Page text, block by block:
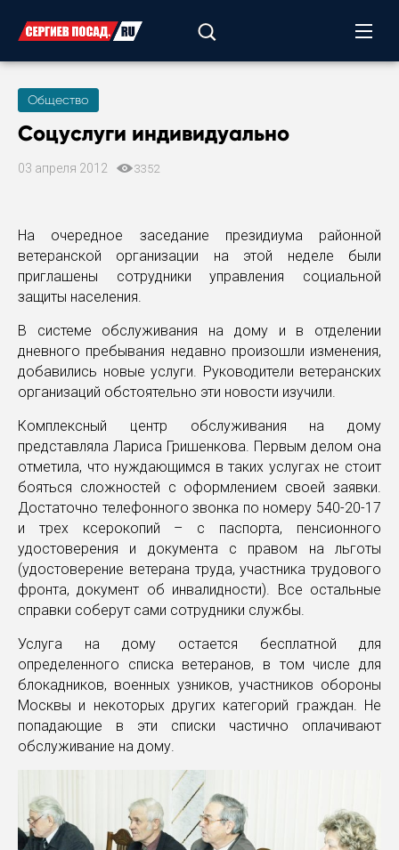
Общество
Соцуслуги индивидуально
03 апреля 2012 3352
На очередное заседание президиума районной
ветеранской организации на этой неделе были
приглашены сотрудники управления социальной
защиты населения.
В системе обслуживания на дому и в отделении
дневного пребывания недавно произошли изменения,
добавились новые услуги. Руководители ветеранских
организаций обстоятельно эти новости изучили.
Комплексный центр обслуживания на дому
представляла Лариса Гришенкова. Первым делом она
отметила, что нуждающимся в таких услугах не стоит
бояться сложностей с оформлением своей заявки.
Достаточно телефонного звонка по номеру 540-20-17
и трех ксерокопий – с паспорта, пенсионного
удостоверения и документа с правом на льготы
(удостоверение ветерана труда, участника трудового
фронта, документ об инвалидности). Все остальные
справки соберут сами сотрудники службы.
Услуга на дому остается бесплатной для
определенного списка ветеранов, в том числе для
блокадников, военных узников, участников обороны
Москвы и некоторых других категорий граждан. Не
попадающие в эти списки частично оплачивают
обслуживание на дому.